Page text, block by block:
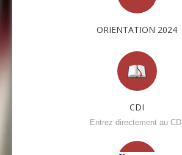
ORIENTATION 2024
CDI
Entrez directement au CDI